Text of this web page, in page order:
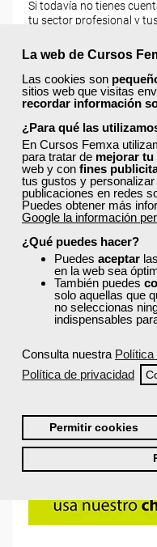
La web de Cursos
Las cookies son
sitios web que visitas
recordar información
¿Para qué las
En Cursos Femxa
para tratar de mejorar tu
web y con fines
tus gustos y
publicaciones en redes
Puedes obtener más
Google la información
¿Qué puedes hacer?
Puedes aceptar
en la web sea
También puedes
solo aquellas que
no seleccionas
indispensables
Consulta nuestra Política
Política de privacidad
Permitir cookies
Si todavía no tienes
tu sector profesional y
búsqueda para
Recordarme
Iniciar sesión
¿No recuerdas tu